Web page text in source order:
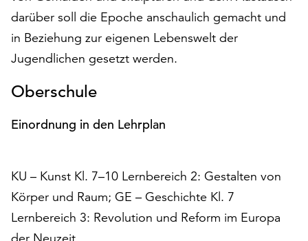
jederzeit
ändern
und
widerrufen.
Dafür
steht
Ihnen
am
Ende
die
Schaltfläche
„Cookie-
darüber soll die Epoche anschaulich gemacht und
in Beziehung zur eigenen Lebenswelt der
Jugendlichen gesetzt werden.
Oberschule
Einordnung in den Lehrplan
KU – Kunst Kl. 7–10 Lernbereich 2: Gestalten von
Körper und Raum; GE – Geschichte Kl. 7
Lernbereich 3: Revolution und Reform im Europa